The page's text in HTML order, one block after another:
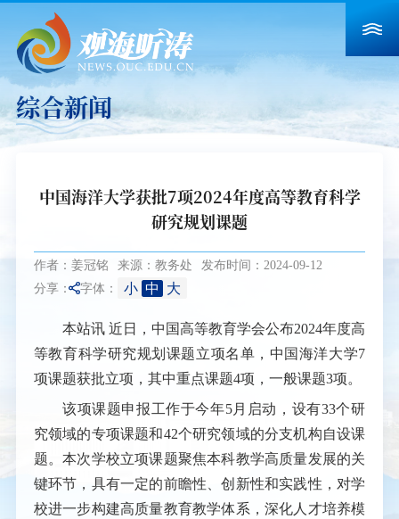
综合新闻
中国海洋大学获批7项2024年度高等教育科学
研究规划课题
作者：姜冠铭 来源：教务处 发布时间：2024-09-12
分享： 字体： 小 中 大
本站讯 近日，中国高等教育学会公布2024年度高
等教育科学研究规划课题立项名单，中国海洋大学7
项课题获批立项，其中重点课题4项，一般课题3项。
该项课题申报工作于今年5月启动，设有33个研
究领域的专项课题和42个研究领域的分支机构自设课
题。本次学校立项课题聚焦本科教学高质量发展的关
键环节，具有一定的前瞻性、创新性和实践性，对学
校进一步构建高质量教育教学体系，深化人才培养模